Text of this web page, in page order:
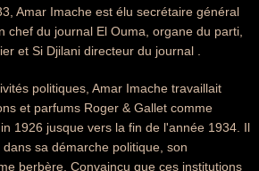
Amar Imache est élu secrétaire général
chef du journal El Ouma, organe du parti,
et Si Djilani directeur du journal .
politiques, Amar Imache travaillait
et parfums Roger & Gallet comme
1926 jusque vers la fin de l'année 1934. Il
sa démarche politique, son
berbère. Convaincu que ces institutions